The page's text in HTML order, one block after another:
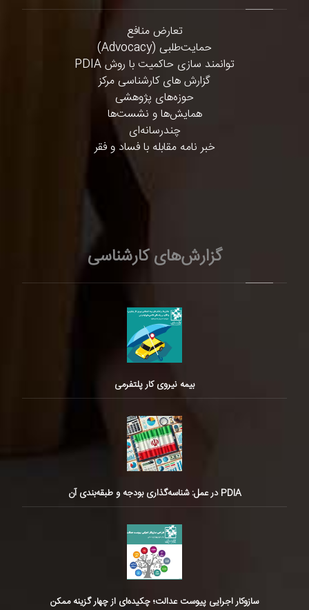
تعارض منافع
حمایت‌طلبی (Advocacy)
توانمند سازی حاکمیت با روش PDIA
گزارش های کارشناسی مرکز
حوزه‌های پژوهشی
همایش‌ها و نشست‌ها
چندرسانه‌ای
خبر نامه مقابله با فساد و فقر
گزارش‌های کارشناسی
بیمه نیروی کار پلتفرمی
PDIA در عمل: شناسه‌گذاری بودجه و طبقه‌بندی آن
سازوکار اجرایی پیوست عدالت؛ چکیده‌ای از چهار گزینه ممکن